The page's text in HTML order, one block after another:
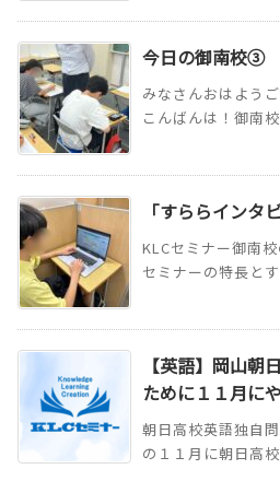
今日の御南校③
みなさんおはよう
こんばんは！御南
「すららインタ
KLCセミナー御南
セミナーの特長と
【英語】岡山朝
ために１１月に
朝日高校英語独自
の１１月に朝日高